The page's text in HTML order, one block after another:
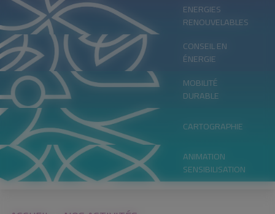
ENERGIES
RENOUVELABLES
CONSEIL EN
ÉNERGIE
MOBILITÉ
DURABLE
CARTOGRAPHIE
ANIMATION
SENSIBILISATION